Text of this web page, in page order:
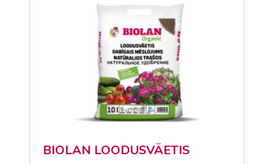
BIO­LAN LOO­DUS­VÄE­TIS